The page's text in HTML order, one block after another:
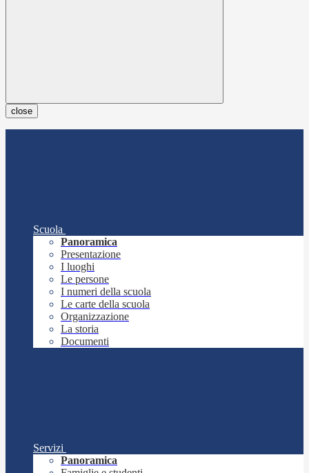
close
Scuola
Panoramica
Presentazione
I luoghi
Le persone
I numeri della scuola
Le carte della scuola
Organizzazione
La storia
Documenti
Servizi
Panoramica